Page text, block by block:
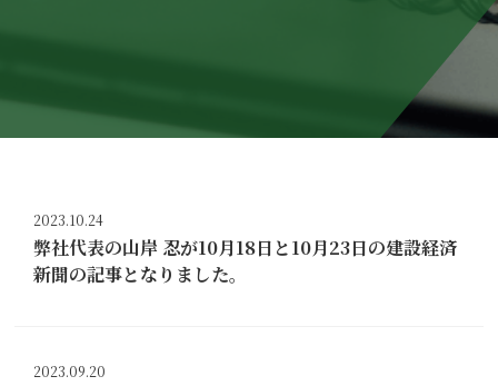
2023.10.24
弊社代表の山岸 忍が10月18日と10月23日の建設経済
新聞の記事となりました。
2023.09.20